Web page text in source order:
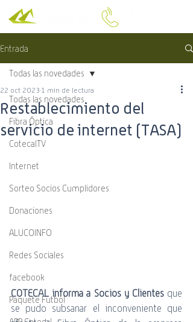
Entrada
Todas las novedades
Fibra Óptica
CotecalTV
Internet
Sorteo Socios Cumplidores
Donaciones
ALUCOINFO
Redes Sociales
facebook
Paquete Futbol
Todas las novedades
Restablecimiento del
servicio de internet (TASA)
22 oct 2023 1 min de lectura
COTECAL informa a Socios y Clientes que
se pudo subsanar el inconveniente que